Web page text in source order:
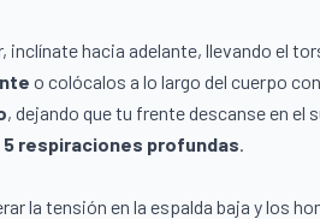
inclínate hacia adelante, llevando el
o colócalos a lo largo del cuerpo
, dejando que tu frente descanse en el
5 respiraciones profundas
la tensión en la espalda baja y los